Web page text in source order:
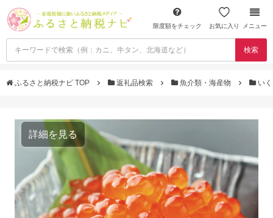
限度額をチェック お気に入り メニュー
検索
ふるさと納税ナビ TOP 返礼品検索 魚介類・海産物 い
詳細を見る